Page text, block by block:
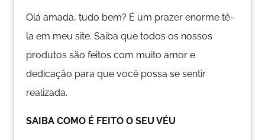
Olá amada, tudo bem? É um prazer enorme tê-
la em meu site. Saiba que todos os nossos
produtos são feitos com muito amor e
dedicação para que você possa se sentir
realizada.
SAIBA COMO É FEITO O SEU VÉU